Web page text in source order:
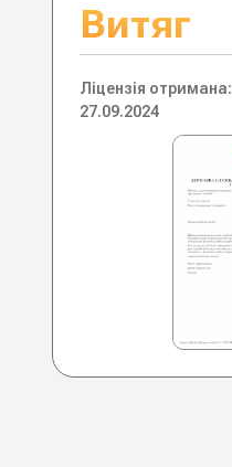
Витяг
Ліцензія отримана:
27.09.2024